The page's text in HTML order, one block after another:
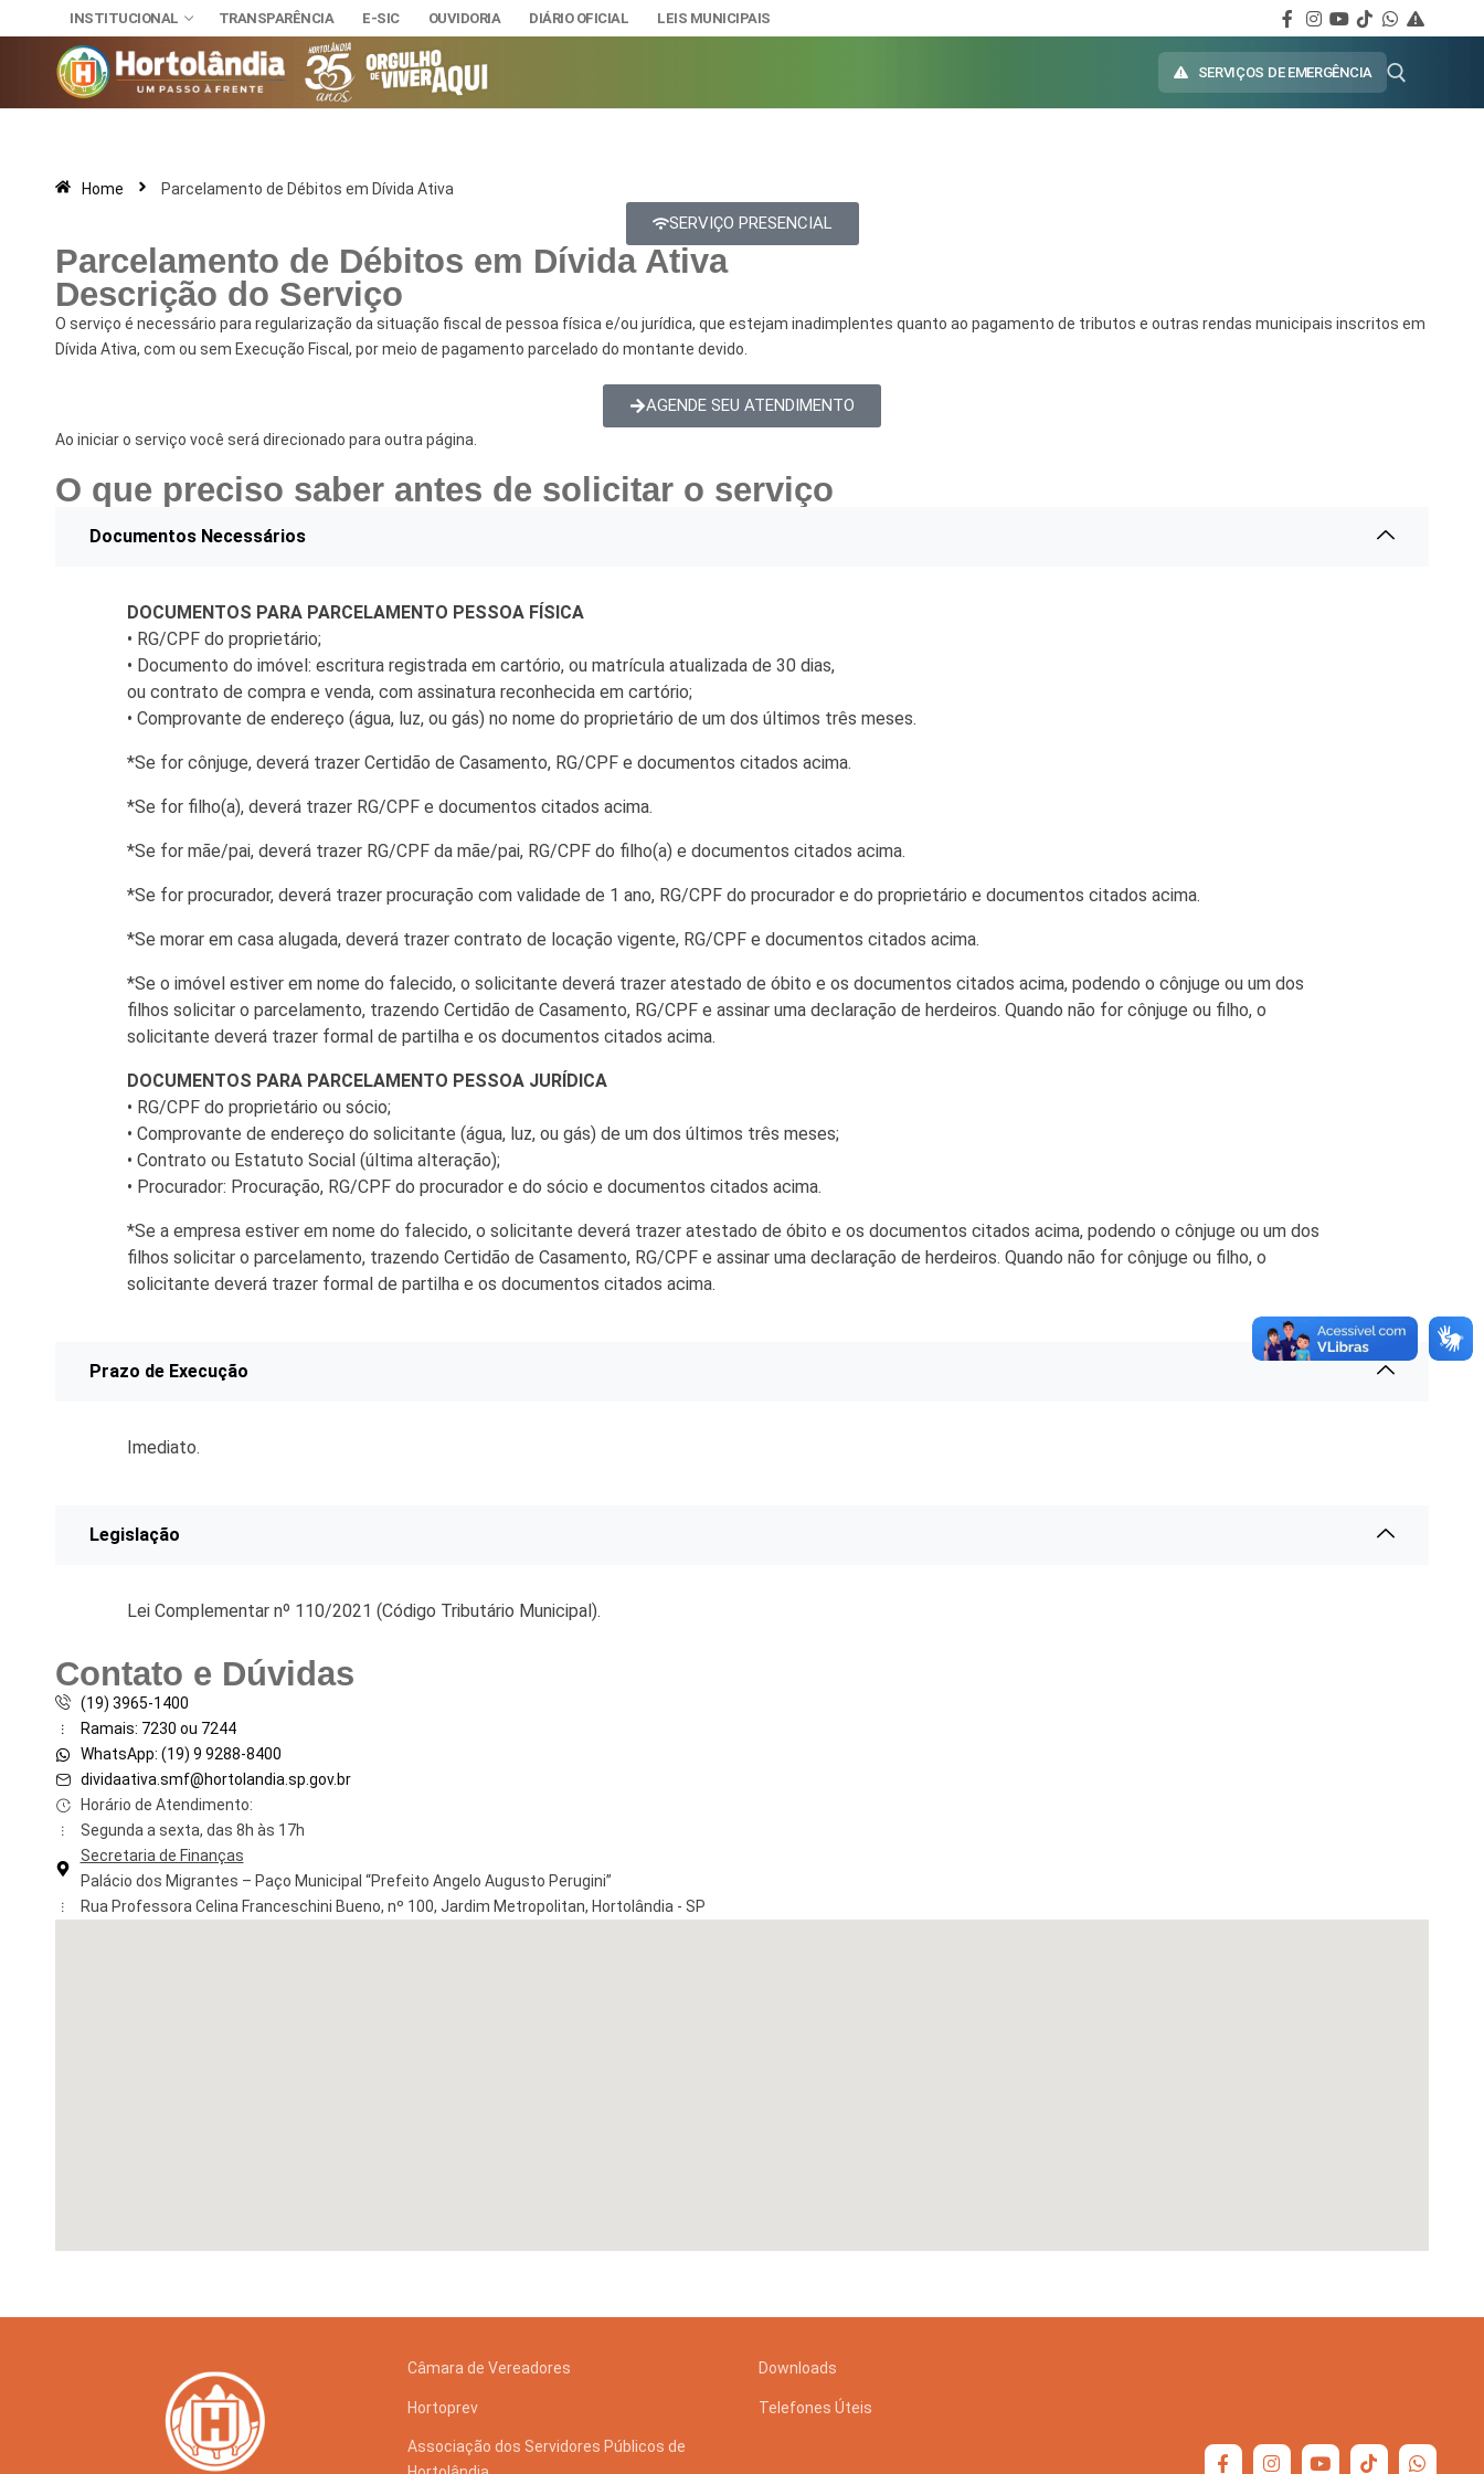
INSTITUCIONAL TRANSPARÊNCIA E-SIC OUVIDORIA DIÁRIO OFICIAL LEIS MUNICIPAIS
SERVIÇOS DE EMERGÊNCIA
INSTITUCIONAL
Administração e Gestão de Pessoal
Cultura
Desenvolvimento Econômico, Trabalho, Turismo e Inovação
Educação, Ciência e Tecnologia
Esporte e Lazer
Habitação
Inclusão e Desenvolvimento Social
Meio Ambiente, Desenvolvimento Sustentável e Assuntos Climáticos
Tecnologia e Inovação
NOSSA CIDADE
HINO, BRASÃO E BANDEIRA
Autoridades do Município
Telefones Úteis
Notícias Anteriores a 2024
E-SIC
OUVIDORIA
DIÁRIO OFICIAL
LEIS MUNICIPAIS
Home Parcelamento de Débitos em Dívida Ativa
SERVIÇO PRESENCIAL
Parcelamento de Débitos em Dívida Ativa
Descrição do Serviço
O serviço é necessário para regularização da situação fiscal de pessoa física e/ou jurídica, que estejam inadimplentes quanto ao pagamento de tributos e outras rendas municipais inscritos em
Dívida Ativa, com ou sem Execução Fiscal, por meio de pagamento parcelado do montante devido.
AGENDE SEU ATENDIMENTO
Ao iniciar o serviço você será direcionado para outra página.
O que preciso saber antes de solicitar o serviço
Documentos Necessários
DOCUMENTOS PARA PARCELAMENTO PESSOA FÍSICA
• RG/CPF do proprietário;
• Documento do imóvel: escritura registrada em cartório, ou matrícula atualizada de 30 dias,
ou contrato de compra e venda, com assinatura reconhecida em cartório;
• Comprovante de endereço (água, luz, ou gás) no nome do proprietário de um dos últimos três meses.
*Se for cônjuge, deverá trazer Certidão de Casamento, RG/CPF e documentos citados acima.
*Se for filho(a), deverá trazer RG/CPF e documentos citados acima.
*Se for mãe/pai, deverá trazer RG/CPF da mãe/pai, RG/CPF do filho(a) e documentos citados acima.
*Se for procurador, deverá trazer procuração com validade de 1 ano, RG/CPF do procurador e do proprietário e documentos citados acima.
*Se morar em casa alugada, deverá trazer contrato de locação vigente, RG/CPF e documentos citados acima.
*Se o imóvel estiver em nome do falecido, o solicitante deverá trazer atestado de óbito e os documentos citados acima, podendo o cônjuge ou um dos
filhos solicitar o parcelamento, trazendo Certidão de Casamento, RG/CPF e assinar uma declaração de herdeiros. Quando não for cônjuge ou filho, o
solicitante deverá trazer formal de partilha e os documentos citados acima.
DOCUMENTOS PARA PARCELAMENTO PESSOA JURÍDICA
• RG/CPF do proprietário ou sócio;
• Comprovante de endereço do solicitante (água, luz, ou gás) de um dos últimos três meses;
• Contrato ou Estatuto Social (última alteração);
• Procurador: Procuração, RG/CPF do procurador e do sócio e documentos citados acima.
*Se a empresa estiver em nome do falecido, o solicitante deverá trazer atestado de óbito e os documentos citados acima, podendo o cônjuge ou um dos
filhos solicitar o parcelamento, trazendo Certidão de Casamento, RG/CPF e assinar uma declaração de herdeiros. Quando não for cônjuge ou filho, o
solicitante deverá trazer formal de partilha e os documentos citados acima.
Prazo de Execução
Imediato.
Legislação
Lei Complementar nº 110/2021 (Código Tributário Municipal).
Contato e Dúvidas
(19) 3965-1400
Ramais: 7230 ou 7244
WhatsApp: (19) 9 9288-8400
dividaativa.smf@hortolandia.sp.gov.br
Horário de Atendimento:
Segunda a sexta, das 8h às 17h
Secretaria de Finanças
Palácio dos Migrantes – Paço Municipal “Prefeito Angelo Augusto Perugini”
Rua Professora Celina Franceschini Bueno, nº 100, Jardim Metropolitan, Hortolândia - SP
Câmara de Vereadores
Hortoprev
Associação dos Servidores Públicos de
Downloads
Telefones Úteis